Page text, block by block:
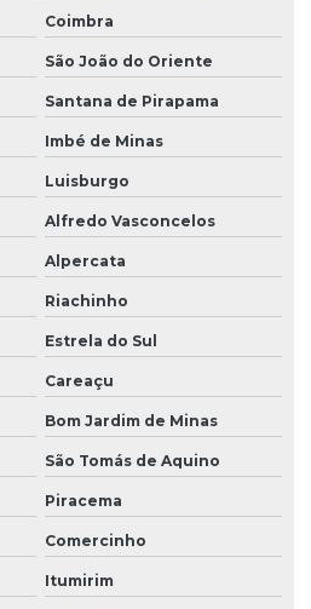
Coimbra
São João do Oriente
Santana de Pirapama
Imbé de Minas
Luisburgo
Alfredo Vasconcelos
Alpercata
Riachinho
Estrela do Sul
Careaçu
Bom Jardim de Minas
São Tomás de Aquino
Piracema
Comercinho
Itumirim